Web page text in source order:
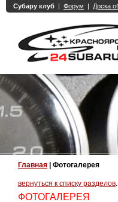
Главная | Фотогалерея
вернуться к списку разделов.
ФОТОГАЛЕРЕЯ